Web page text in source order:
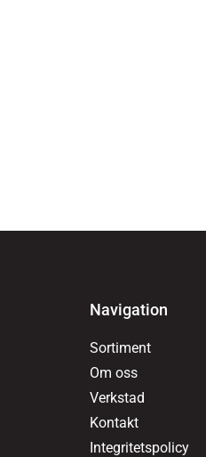
Navigation
Sortiment
Om oss
Verkstad
Kontakt
Integritetspolicy